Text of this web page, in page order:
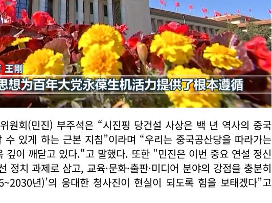
원회(민진) 부주석은 “시진핑 당건설 사상은 백 년 역사의 중국
있게 하는 근본 지침”이라며 “우리는 중국공산당을 따라가는
깊이 깨닫고 있다."고 말했다. 또한 "민진은 이번 중요 연설 정신
정치 과제로 삼고, 교육·문화·출판·미디어 분야의 강점을 충분히
년)’의 웅대한 청사진이 현실이 되도록 힘을 보태겠다”고